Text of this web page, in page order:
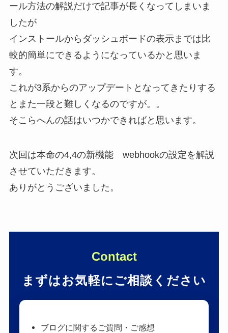
ール方法の解説だけで記事が長くなってしまいま
したが
インストールからダッシュボードの表示までは比
較的簡単にできるようになっているかと思いま
す。
これが3系からのアップデートとなってきたりする
とまた一段と難しくなるのですが。。
そこらへんの話はいつかできればと思います。
次回は本命の4,4の新機能 webhookの設定を解説
させていただきます。
ありがとうございました。
Contact
まずはお気軽にご相談ください
ブログに関するご質問・ご感想